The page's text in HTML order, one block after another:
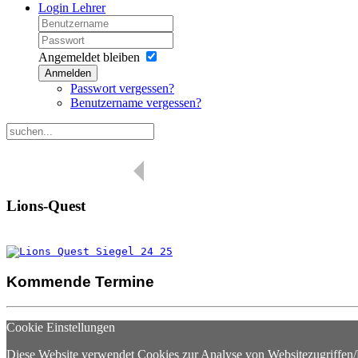
Login Lehrer
Angemeldet bleiben
Anmelden
Passwort vergessen?
Benutzername vergessen?
Lions-Quest
Kommende Termine
Cookie Einstellungen
Diese Website verwendet Cookies zur Analyse von